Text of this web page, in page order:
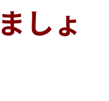
しょ